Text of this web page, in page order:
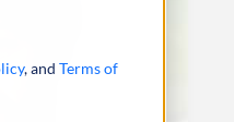
, and Terms of